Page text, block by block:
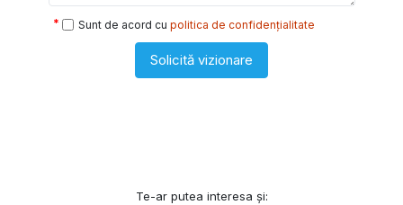
Sunt de acord cu politica de confidențialitate
Solicită vizionare
Te-ar putea interesa și: